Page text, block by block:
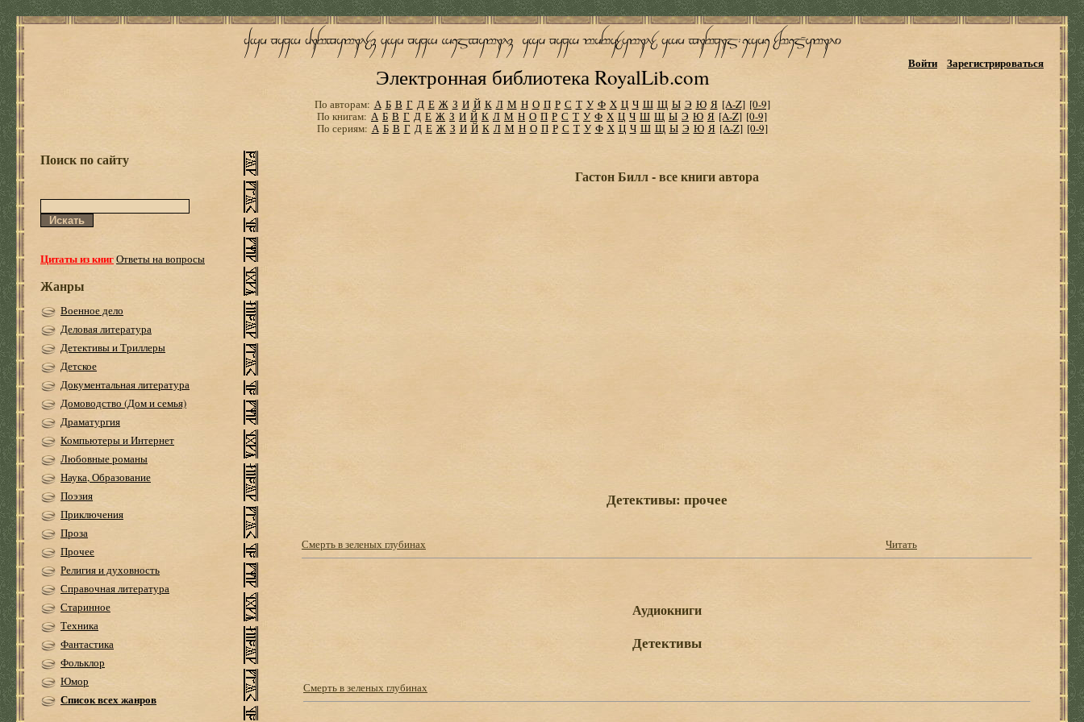
Электронная библиотека RoyalLib.com
Войти Зарегистрироваться
По авторам: А Б В Г Д Е Ж З И Й К Л М Н О П Р С Т У Ф Х Ц Ч Ш Щ Ы Э Ю Я [A-Z] [0-9]
По книгам: А Б В Г Д Е Ж З И Й К Л М Н О П Р С Т У Ф Х Ц Ч Ш Щ Ы Э Ю Я [A-Z] [0-9]
По сериям: А Б В Г Д Е Ж З И Й К Л М Н О П Р С Т У Ф Х Ц Ч Ш Щ Ы Э Ю Я [A-Z] [0-9]
Поиск по сайту
Цитаты из книгОтветы на вопросы
Жанры
Военное дело
Деловая литература
Детективы и Триллеры
Детское
Документальная литература
Домоводство (Дом и семья)
Драматургия
Компьютеры и Интернет
Любовные романы
Наука, Образование
Поэзия
Приключения
Проза
Прочее
Религия и духовность
Справочная литература
Старинное
Техника
Фантастика
Фольклор
Юмор
Список всех жанров
Гастон Билл - все книги автора
Детективы: прочее
Смерть в зеленых глубинах Читать
Аудиокниги
Детективы
Смерть в зеленых глубинах